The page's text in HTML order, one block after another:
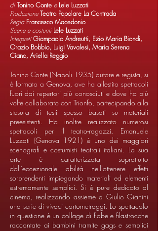
di Tonino Conte e Lele Luzzati
ProduzioneTeatro Popolare La Contrada
Regia Francesco Macedonio
Scene e costumi Lele Luzzati
InterpretiGiampaolo Andreutti, Ezio Maria Biondi,
Orazio Bobbio, Luigi Vavalesi, Maria Serena
Ciano, Ariella Reggio
Tonino Conte (Napoli 1935) autore e regista, si
è formato a Genova, ove ha allestito spettacoli
fuori dai repertori più conosciuti e dove ha più
volte collaborato con Trionfo, partecipando alla
stesura di testi spesso basati su materiali
preesistenti. Ha inoltre realizzato numerosi
spettacoli per il teatro-ragazzi. Emanuele
Luzzati (Genova 1921) è uno dei maggiori
scenografi e costumisti teatrali italiani. La sua
arte è caratterizzata soprattutto
dall’eccezionale abilità nell’ottenere effetti
sorprendenti impiegando materiali ed elementi
estremamente semplici. Si è pure dedicato al
cinema, realizzando assieme a Giulio Gianini
una serie di vivaci cortometraggi. Lo spettacolo
in questione è un collage di fiabe e filastrocche
raccontate ai bambini tramite gags e semplici